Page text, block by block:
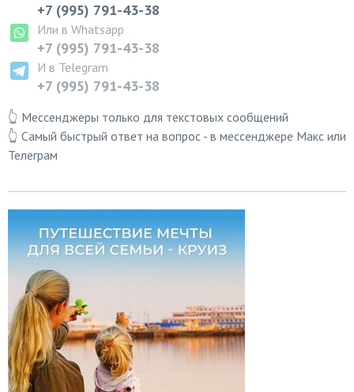
+7 (995) 791-43-38
Или в Whatsapp
+7 (995) 791-43-38
И в Telegram
+7 (995) 791-43-38
👆 Мессенджеры только для текстовых сообщений
👆 Самый быстрый ответ на вопрос - в мессенджере Макс или
Телеграм